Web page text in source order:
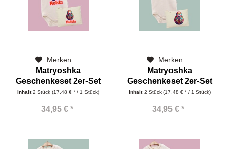
Merken
Matryoshka
Geschenkeset 2er-Set
mit Tasche und...
Inhalt2 Stück(17,48 € * / 1 Stück)
34,95 € *
Merken
Matryoshka
Geschenkeset 2er-Set
mit Tasche und...
Inhalt2 Stück (17,48 € * / 1 Stück)
34,95 € *